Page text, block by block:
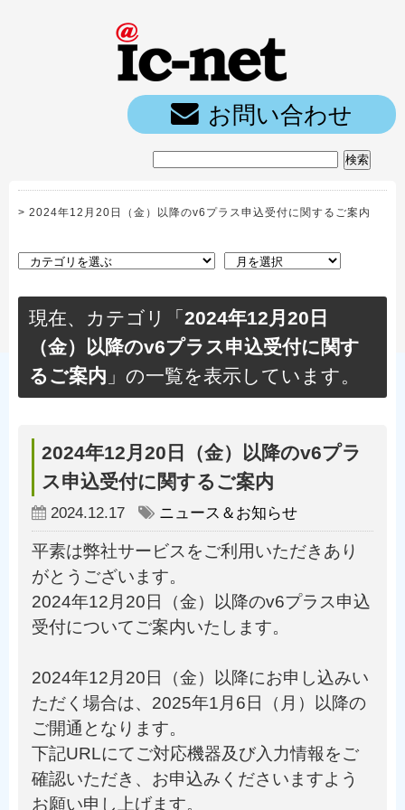
お問い合わせ
> 2024年12月20日（金）以降のv6プラス申込受付に関するご案内
現在、カテゴリ「 2024年12月20日
（金）以降のv6プラス申込受付に関す
るご案内 」の一覧を表示しています。
2024年12月20日（金）以降のv6プラ
ス申込受付に関するご案内
2024.12.17 ニュース＆お知らせ
平素は弊社サービスをご利用いただきあり
がとうございます。
2024年12月20日（金）以降のv6プラス申込
受付についてご案内いたします。
2024年12月20日（金）以降にお申し込みい
ただく場合は、2025年1月6日（月）以降の
ご開通となります。
下記URLにてご対応機器及び入力情報をご
確認いただき、お申込みくださいますよう
お願い申し上げます。